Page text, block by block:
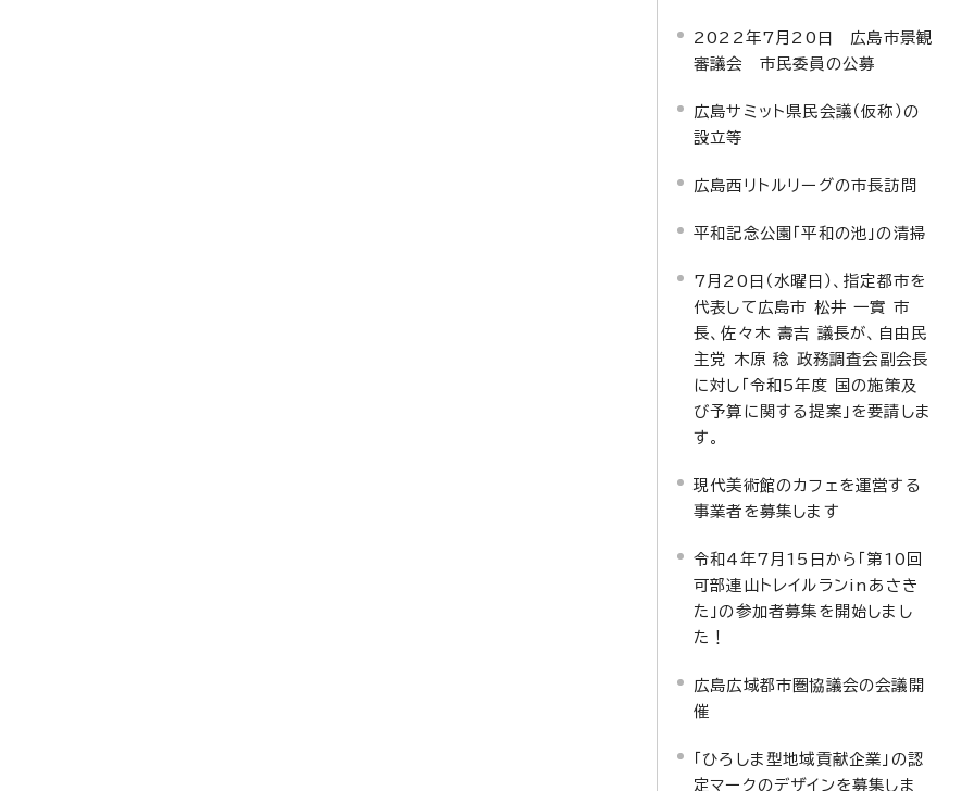
2022年7月20日 広島市景観
審議会 市民委員の公募
広島サミット県民会議（仮称）の
設立等
広島西リトルリーグの市長訪問
平和記念公園「平和の池」の清掃
7月20日（水曜日）、指定都市を
代表して広島市 松井 一實 市
長、佐々木 壽吉 議長が、自由民
主党 木原 稔 政務調査会副会長
に対し「令和5年度 国の施策及
び予算に関する提案」を要請しま
す。
現代美術館のカフェを運営する
事業者を募集します
令和4年7月15日から「第10回
可部連山トレイルランinあさき
た」の参加者募集を開始しまし
た！
広島広域都市圏協議会の会議開
催
「ひろしま型地域貢献企業」の認
定マークのデザインを募集しま